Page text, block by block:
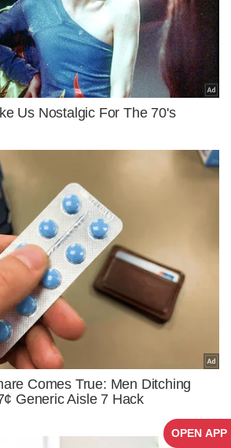
OPEN APP